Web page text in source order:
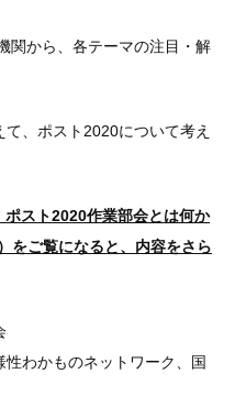
関から、各テーマの注目・解
、ポスト2020について考え
ポスト2020作業部会とは何か
）をご覧になると、内容をさら
わかものネットワーク、国